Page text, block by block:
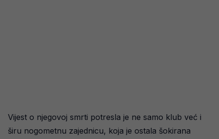
Vijest o njegovoj smrti potresla je ne samo klub već i
širu nogometnu zajednicu, koja je ostala šokirana